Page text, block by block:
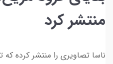
منتشر کرد
ناسا تصاویری را منتشر کرده که